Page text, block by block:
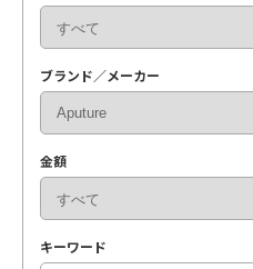
ブランド／メーカー
金額
キーワード